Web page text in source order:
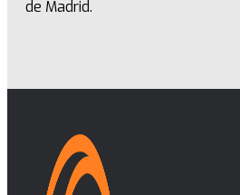
de Madrid.